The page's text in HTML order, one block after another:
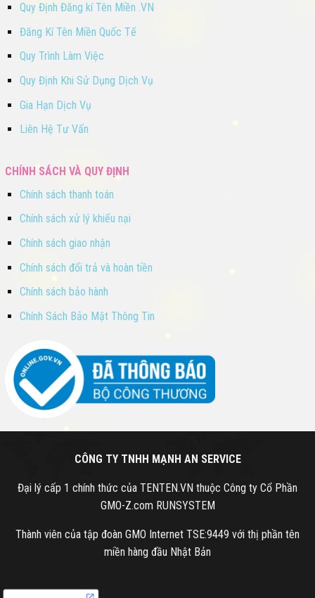
Quy Định Đăng kí Tên Miền .VN
Đăng Kí Tên Miền Quốc Tế
Quy Trình Làm Việc
Quy Định Khi Sử Dụng Dịch Vụ
Gia Hạn Dịch Vụ
Liên Hệ Tư Vấn
CHÍNH SÁCH VÀ QUY ĐỊNH
Chính sách thanh toán
Chính sách xử lý khiếu nại
Chính sách giao nhận
Chính sách đổi trả và hoàn tiền
Chính sách bảo hành
Chính Sách Bảo Mật Thông Tin
CÔNG TY TNHH MẠNH AN SERVICE
Đại lý cấp 1 chính thức của TENTEN.VN thuộc Công ty Cổ Phần
GMO-Z.com RUNSYSTEM
Thành viên của tập đoàn GMO Internet TSE:9449 với thị phần tên
miền hàng đầu Nhật Bản